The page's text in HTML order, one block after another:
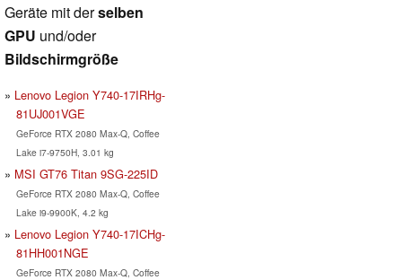
Geräte mit derselben
GPU und/oder
Bildschirmgröße
Lenovo Legion Y740-17IRHg-
81UJ001VGE
GeForce RTX 2080 Max-Q, Coffee
Lake i7-9750H, 3.01 kg
MSI GT76 Titan 9SG-225ID
GeForce RTX 2080 Max-Q, Coffee
Lake i9-9900K, 4.2 kg
Lenovo Legion Y740-17ICHg-
81HH001NGE
GeForce RTX 2080 Max-Q, Coffee